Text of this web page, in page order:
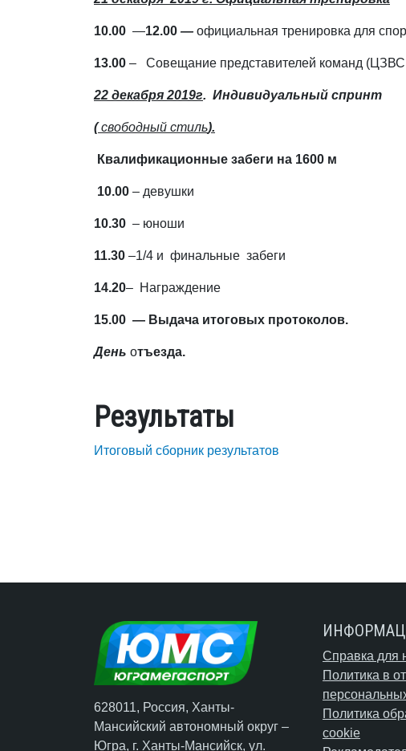
10.00 —12.00 — официальная тренировка для
13.00 – Совещание представителей команд
22 декабря 2019г. Индивидуальный спринт
(свободный стиль).
Квалификационные забеги на 1600 м
10.00 – девушки
10.30 – юноши
11.30 –1/4 и финальные забеги
14.20– Награждение
15.00 — Выдача итоговых протоколов.
День отъезда.
Результаты
Итоговый сборник результатов
628011, Россия, Ханты-
Мансийский автономный округ –
Югра, г. Ханты-Мансийск, ул.
Справка для
Политика в
Политика
cookie